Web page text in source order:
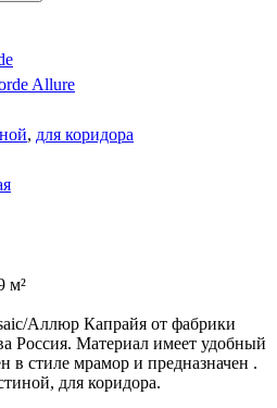
Allure
, для коридора
м²
Аллюр Капрайя от фабрики
Россия. Материал имеет удобный
в стиле мрамор и предназначен .
для коридора.